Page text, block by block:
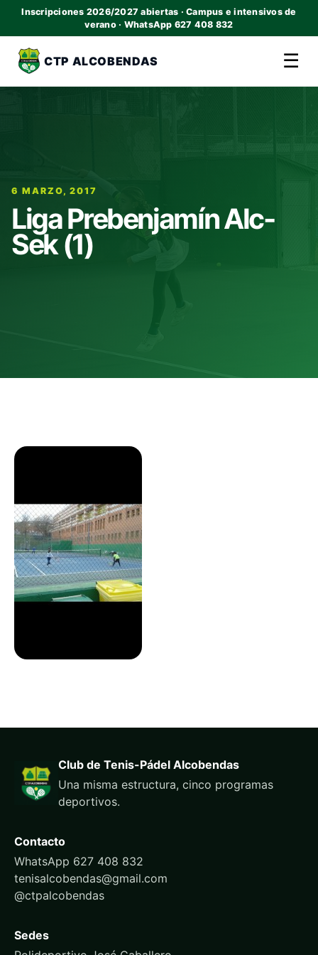
Inscripciones 2026/2027 abiertas · Campus e intensivos de
verano · WhatsApp 627 408 832
CTP ALCOBENDAS ☰
6 MARZO, 2017
Liga Prebenjamín Alc-
Sek (1)
Club de Tenis-Pádel Alcobendas
Una misma estructura, cinco programas
deportivos.
Contacto
WhatsApp 627 408 832
tenisalcobendas@gmail.com
@ctpalcobendas
Sedes